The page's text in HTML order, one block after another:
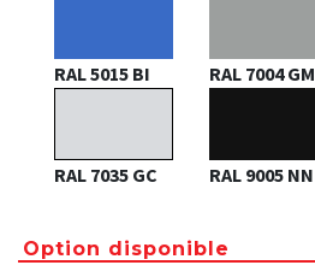
RAL 5015 BI RAL 7004 GM
RAL 7035 GC RAL 9005 NN
Option disponible